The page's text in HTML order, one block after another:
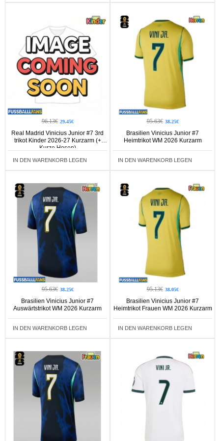
96.13€ 29.45€
Real Madrid Vinicius Junior #7 3rd
trikot Kinder 2026-27 Kurzarm (+
Kurze Hosen)
IN DEN WARENKORB LEGEN
95.63€ 38.25€
Brasilien Vinicius Junior #7
Heimtrikot WM 2026 Kurzarm
IN DEN WARENKORB LEGEN
95.63€ 38.25€
Brasilien Vinicius Junior #7
Auswärtstrikot WM 2026 Kurzarm
IN DEN WARENKORB LEGEN
95.13€ 38.05€
Brasilien Vinicius Junior #7
Heimtrikot Frauen WM 2026 Kurzarm
IN DEN WARENKORB LEGEN